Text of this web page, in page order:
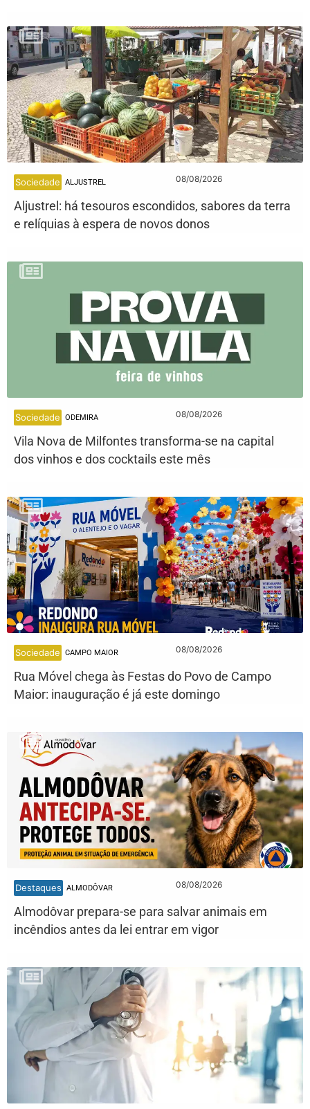
Sociedade ALJUSTREL 08/08/2026
Aljustrel: há tesouros escondidos, sabores da terra
e relíquias à espera de novos donos
Sociedade ODEMIRA 08/08/2026
Vila Nova de Milfontes transforma-se na capital
dos vinhos e dos cocktails este mês
Sociedade CAMPO MAIOR 08/08/2026
Rua Móvel chega às Festas do Povo de Campo
Maior: inauguração é já este domingo
Destaques ALMODÔVAR 08/08/2026
Almodôvar prepara-se para salvar animais em
incêndios antes da lei entrar em vigor